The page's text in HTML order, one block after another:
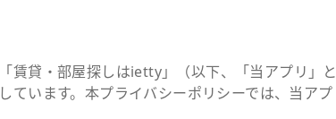
「賃貸・部屋探しはietty」（以下、「当アプリ
しています。本プライバシーポリシーでは、当ア